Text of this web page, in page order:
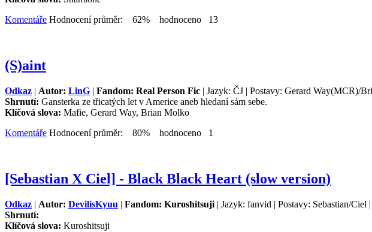
Komentáře Hodnocení průměr: 62% hodnoceno 13
(S)aint
Odkaz | Autor: LinG | Fandom: Real Person Fic | Jazyk: ČJ | Postavy: Gerard Way(MCR)/
Shrnutí: Gansterka ze třicatých let v Americe aneb hledaní sám sebe.
Klíčová slova: Mafie, Gerard Way, Brian Molko
Komentáře Hodnocení průměr: 80% hodnoceno 1
[Sebastian X Ciel] - Black Black Heart (slow version)
Odkaz | Autor: DevilisKyuu | Fandom: Kuroshitsuji | Jazyk: fanvid | Postavy: Sebastian/
Shrnutí:
Klíčová slova: Kuroshitsuji